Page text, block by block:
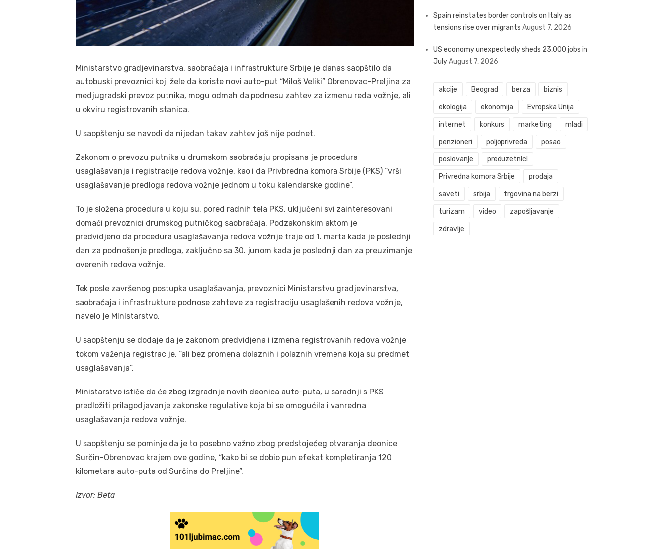
Ministarstvo gradjevinarstva, saobraćaja i infrastrukture Srbije je danas saopštilo da
autobuski prevoznici koji žele da koriste novi auto-put “Miloš Veliki” Obrenovac-Preljina za
medjugradski prevoz putnika, mogu odmah da podnesu zahtev za izmenu reda vožnje, ali
u okviru registrovanih stanica.
U saopštenju se navodi da nijedan takav zahtev još nije podnet.
Zakonom o prevozu putnika u drumskom saobraćaju propisana je procedura
usaglašavanja i registracije redova vožnje, kao i da Privbredna komora Srbije (PKS) “vrši
usaglašavanje predloga redova vožnje jednom u toku kalendarske godine”.
To je složena procedura u koju su, pored radnih tela PKS, uključeni svi zainteresovani
domaći prevoznici drumskog putničkog saobraćaja. Podzakonskim aktom je
predvidjeno da procedura usaglašavanja redova vožnje traje od 1. marta kada je poslednji
dan za podnošenje predloga, zaključno sa 30. junom kada je poslednji dan za preuzimanje
overenih redova vožnje.
Tek posle završenog postupka usaglašavanja, prevoznici Ministarstvu gradjevinarstva,
saobraćaja i infrastrukture podnose zahteve za registraciju usaglašenih redova vožnje,
navelo je Ministarstvo.
U saopštenju se dodaje da je zakonom predvidjena i izmena registrovanih redova vožnje
tokom važenja registracije, “ali bez promena dolaznih i polaznih vremena koja su predmet
usaglašavanja”.
Ministarstvo ističe da će zbog izgradnje novih deonica auto-puta, u saradnji s PKS
predložiti prilagodjavanje zakonske regulative koja bi se omogućila i vanredna
usaglašavanja redova vožnje.
U saopštenju se pominje da je to posebno važno zbog predstojećeg otvaranja deonice
Surčin-Obrenovac krajem ove godine, “kako bi se dobio pun efekat kompletiranja 120
kilometara auto-puta od Surčina do Preljine”.
Izvor: Beta
Spain reinstates border controls on Italy as
tensions rise over migrants August 7, 2026
US economy unexpectedly sheds 23,000 jobs in
JulyAugust 7, 2026
akcije Beograd berza biznis
ekologija ekonomija Evropska Unija
internet konkurs marketing mladi
penzioneri poljoprivreda posao
poslovanje preduzetnici
Privredna komora Srbije prodaja
saveti srbija trgovina na berzi
turizam video zapošljavanje
zdravlje